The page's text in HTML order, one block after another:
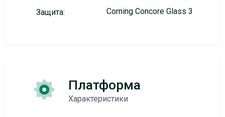
Защита: Corning Concore Glass 3
Платформа
Характеристики